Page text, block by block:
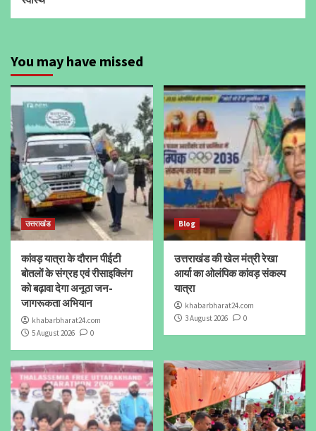
You may have missed
उत्तराखंड
कांवड़ यात्रा के दौरान पीईटी
बोतलों के संग्रह एवं रीसाइक्लिंग
को बढ़ावा देगा अनूठा जन-
जागरूकता अभियान
khabarbharat24.com
5 August 2026
0
Blog
उत्तराखंड की खेल मंत्री रेखा
आर्या का ओलंपिक कांवड़ संकल्प
यात्रा
khabarbharat24.com
3 August 2026
0